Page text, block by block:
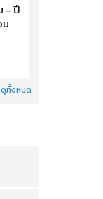
- ปี
ดูทั้งหมด